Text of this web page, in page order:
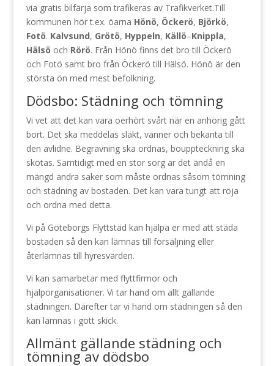
via gratis bilfärja som trafikeras av Trafikverket.Till
kommunen hör t.ex. öarna Hönö, Öckerö, Björkö,
Fotö. Kalvsund, Grötö, Hyppeln, Källö–Knippla,
Hälsö och Rörö. Från Hönö finns det bro till Öckerö
och Fotö samt bro från Öckerö till Hälsö. Hönö är den
största ön med mest befolkning.
Dödsbo: Städning och tömning
Vi vet att det kan vara oerhört svårt när en anhörig gått
bort. Det ska meddelas släkt, vänner och bekanta till
den avlidne. Begravning ska ordnas, bouppteckning ska
skötas. Samtidigt med en stor sorg är det ändå en
mängd andra saker som måste ordnas såsom tömning
och städning av bostaden. Det kan vara tungt att röja
och ordna med detta.
Vi på Göteborgs Flyttstäd kan hjälpa er med att städa
bostaden så den kan lämnas till försäljning eller
återlämnas till hyresvärden.
Vi kan samarbetar med flyttfirmor och
hjälporganisationer. Vi tar hand om allt gällande
städningen. Därefter tar vi hand om städningen så den
kan lämnas i gott skick.
Allmänt gällande städning och
tömning av dödsbo